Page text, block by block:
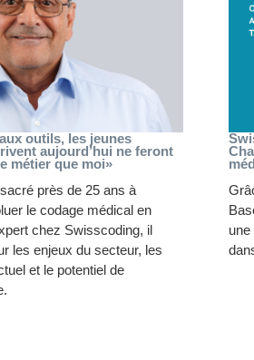
outils, les jeunes
aujourd’hui ne feront
métier que moi»
près de 25 ans à
le codage médical en
chez Swisscoding, il
les enjeux du secteur, les
et le potentiel de
une